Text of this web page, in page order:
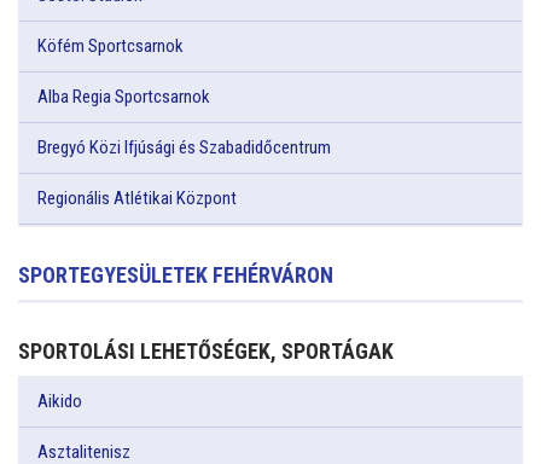
Köfém Sportcsarnok
Alba Regia Sportcsarnok
Bregyó Közi Ifjúsági és Szabadidőcentrum
Regionális Atlétikai Központ
SPORTEGYESÜLETEK FEHÉRVÁRON
SPORTOLÁSI LEHETŐSÉGEK, SPORTÁGAK
Aikido
Asztalitenisz